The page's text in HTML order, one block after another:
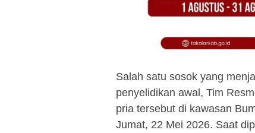
Salah satu sosok yang
penyelidikan awal, Tim
pria tersebut di kawasan
Jumat, 22 Mei 2026. Saat